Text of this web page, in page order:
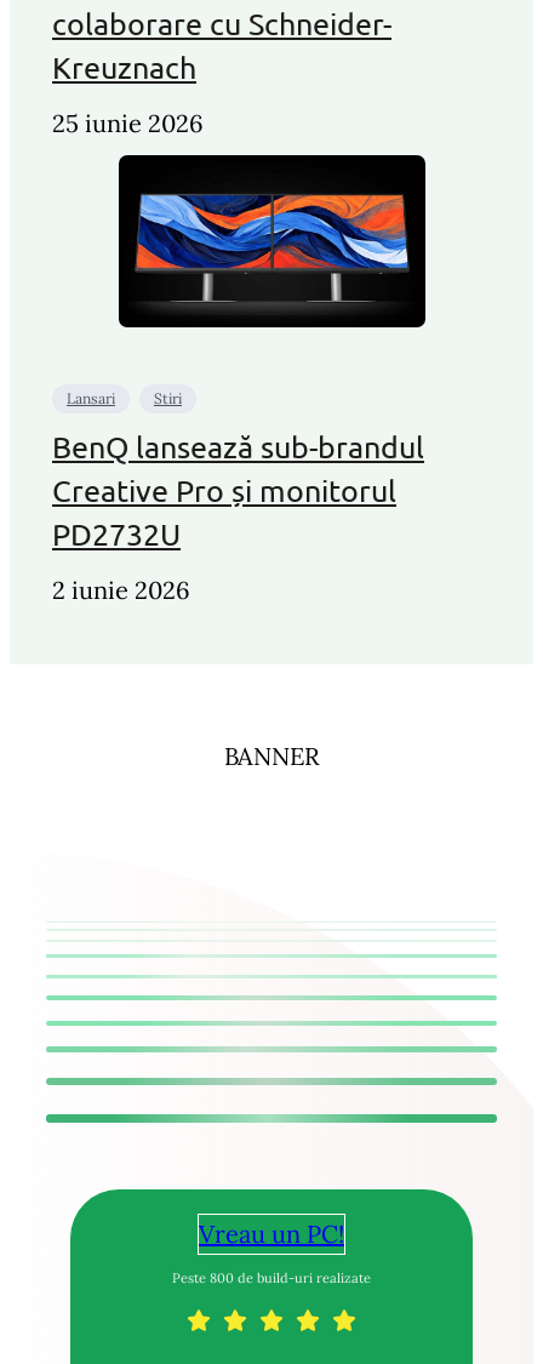
colaborare cu Schneider-
Kreuznach
25 iunie 2026
Lansari Stiri
BenQ lansează sub-brandul
Creative Pro și monitorul
PD2732U
2 iunie 2026
BANNER
Vreau un PC!
Peste 800 de build-uri realizate